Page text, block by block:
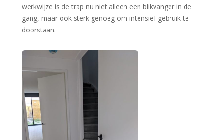
werkwijze is de trap nu niet alleen een blikvanger in de
gang, maar ook sterk genoeg om intensief gebruik te
doorstaan.